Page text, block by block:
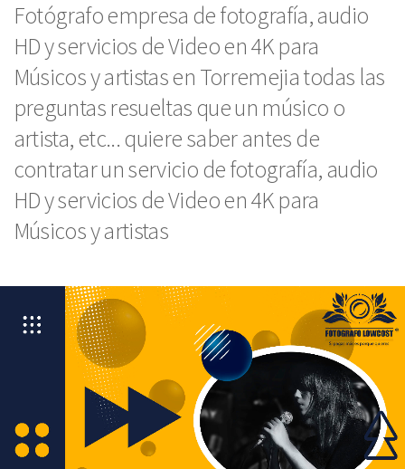
Fotógrafo empresa de fotografía, audio
HD y servicios de Video en 4K para
Músicos y artistas en Torremejia todas las
preguntas resueltas que un músico o
artista, etc... quiere saber antes de
contratar un servicio de fotografía, audio
HD y servicios de Video en 4K para
Músicos y artistas